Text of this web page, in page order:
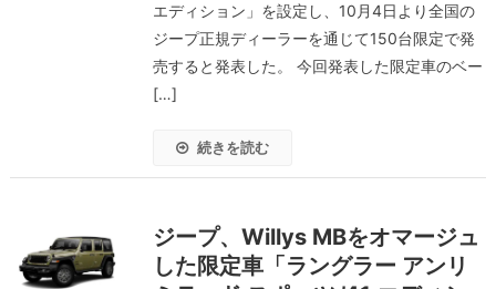
エディション」を設定し、10月4日より全国の
ジープ正規ディーラーを通じて150台限定で発
売すると発表した。 今回発表した限定車のベー
[…]
続きを読む
ジープ、Willys MBをオマージュ
した限定車「ラングラー アンリ